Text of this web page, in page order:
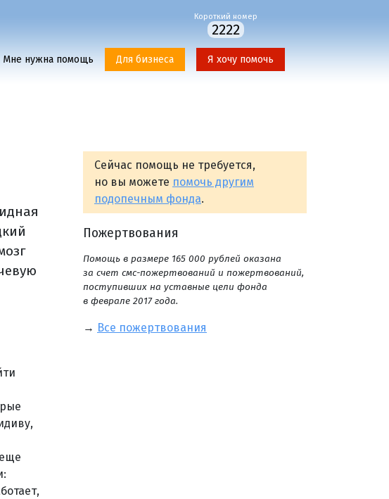
Короткий номер
2222
Мне нужна помощь Для бизнеса Я хочу помочь
Сейчас помощь не требуется,
но вы можете помочь другим
подопечным фонда.
Пожертвования
Помощь в размере 165 000 рублей оказана
за счет смс-пожертвований и пожертвований,
поступивших на уставные цели фонда
в феврале 2017 года.
→ Все пожертвования